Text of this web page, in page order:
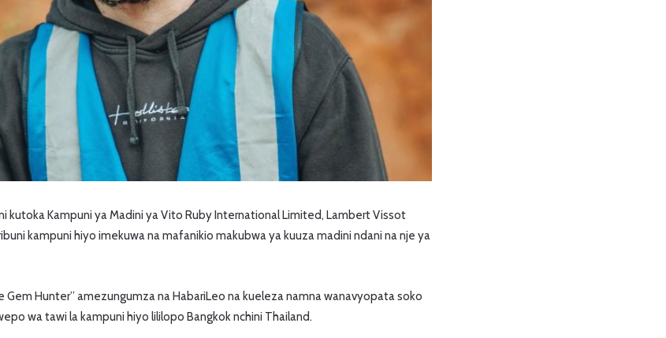
kutoka Kampuni ya Madini ya Vito Ruby International Limited, Lambert Vissot
kampuni hiyo imekuwa na mafanikio makubwa ya kuuza madini ndani na nje ya
Gem Hunter” amezungumza na HabariLeo na kueleza namna wanavyopata soko
wa tawi la kampuni hiyo lililopo Bangkok nchini Thailand.